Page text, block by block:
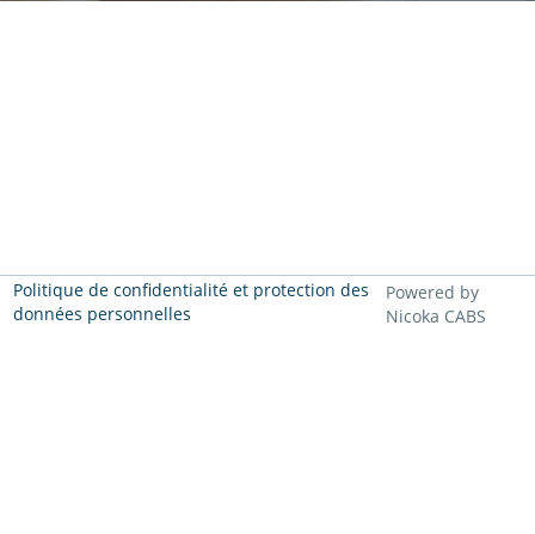
Politique de confidentialité et protection des
données personnelles
Powered by
Nicoka CABS